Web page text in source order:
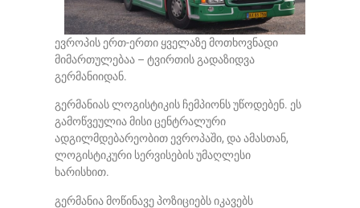
ევროპის ერთ-ერთი ყველაზე მოთხოვნადი
მიმართულებაა – ტვირთის გადაზიდვა
გერმანიიდან.
გერმანიას ლოგისტიკის ჩემპიონს უწოდებენ. ეს
გამოწვეულია მისი ცენტრალური
ადგილმდებარეობით ევროპაში, და ამასთან,
ლოგისტიკური სერვისების უმაღლესი
ხარისხით.
გერმანია მოწინავე პოზიციებს იკავებს